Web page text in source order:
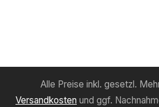
Alle Preise inkl. gesetzl.
Versandkosten und ggf.